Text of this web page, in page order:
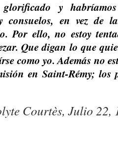
y
consuelos, en vez de
Por ello, no estoy
Que digan lo que
como yo. Además no
en Saint-Rémy; los
Courtès, Julio 22,